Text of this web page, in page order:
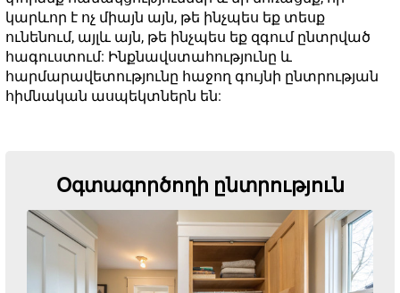
կարևոր է ոչ միայն այն, թե ինչպես եք տեսք
ունենում, այլև այն, թե ինչպես եք զգում ընտրված
հագուստում: Ինքնավստահությունը և
հարմարավետությունը հաջող գույնի ընտրության
հիմնական ասպեկտներն են:
Օգտագործողի ընտրություն